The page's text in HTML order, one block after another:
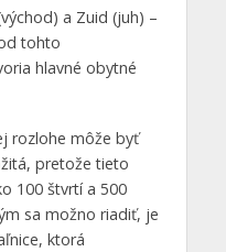
a Zuid (juh) –
tohto
hlavné obytné
rozlohe môže byť
pretože tieto
100 štvrtí a 500
sa možno riadiť, je
ktorá